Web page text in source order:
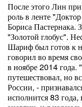
После этого Лин
роль в ленте
Бориса
"Золотой глобус".
Шариф был готов к
говорил во время
в ноябре 2014 года.
путешествовал, но
России, -
исполнится 83